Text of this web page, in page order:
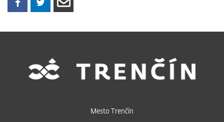
Mesto Trenčín